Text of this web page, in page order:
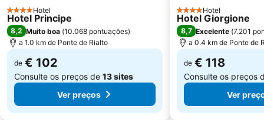
Sestiere Castello
Ca' d'Oro - Palazzo Santa Sofia
San Giorgio
Gallerie dell' Accademia
Convention Center A. Luciani
Centro Storico
4 Estrelas
Hotel
Hotel Principe
8,2 Muito boa (10.068 pontuações)
a 1.0 km de Ponte de Rialto
de € 102
Consulte os preços de 13 sites
Ver preços
4 Estrelas
Hotel
Hotel Giorgione
8,7 Excelente (7.201
a 0.4 km de Ponte de
de € 118
Consulte os preços
Ver